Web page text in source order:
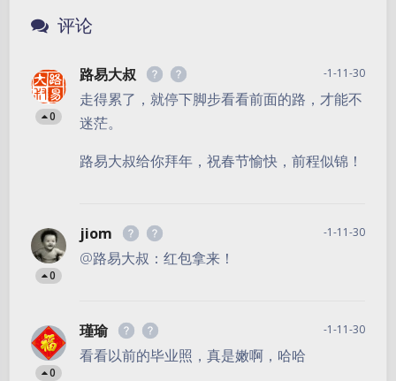
评论
0
路易大叔 -1-11-30
走得累了，就停下脚步看看前面的路，才能不
迷茫。
路易大叔给你拜年，祝春节愉快，前程似锦！
0
jiom -1-11-30
@路易大叔：红包拿来！
0
瑾瑜 -1-11-30
看看以前的毕业照，真是嫩啊，哈哈